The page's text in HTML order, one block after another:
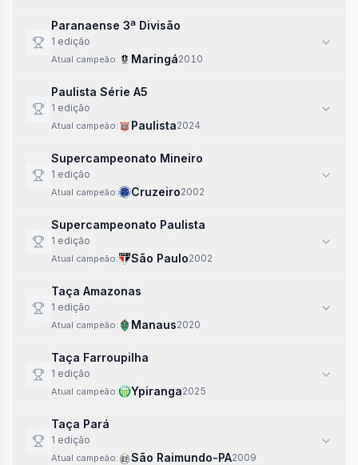
Paranaense 3ª Divisão
1 edição
Atual campeão: Maringá2010
Paulista Série A5
1 edição
Atual campeão: Paulista2024
Supercampeonato Mineiro
1 edição
Atual campeão: Cruzeiro2002
Supercampeonato Paulista
1 edição
Atual campeão: São Paulo2002
Taça Amazonas
1 edição
Atual campeão: Manaus2020
Taça Farroupilha
1 edição
Atual campeão: Ypiranga2025
Taça Pará
1 edição
Atual campeão: São Raimundo-PA2009